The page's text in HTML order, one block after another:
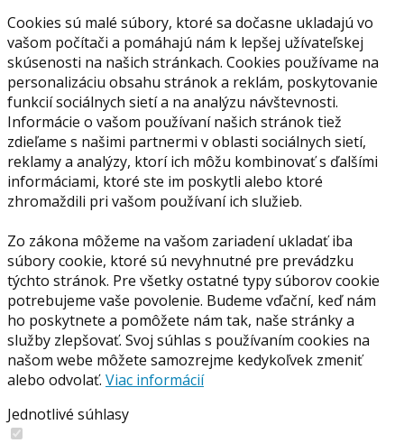
Cookies sú malé súbory, ktoré sa dočasne ukladajú vo
vašom počítači a pomáhajú nám k lepšej užívateľskej
skúsenosti na našich stránkach. Cookies používame na
personalizáciu obsahu stránok a reklám, poskytovanie
funkcií sociálnych sietí a na analýzu návštevnosti.
Informácie o vašom používaní našich stránok tiež
zdieľame s našimi partnermi v oblasti sociálnych sietí,
reklamy a analýzy, ktorí ich môžu kombinovať s ďalšími
informáciami, ktoré ste im poskytli alebo ktoré
zhromaždili pri vašom používaní ich služieb.
Zo zákona môžeme na vašom zariadení ukladať iba
súbory cookie, ktoré sú nevyhnutné pre prevádzku
týchto stránok. Pre všetky ostatné typy súborov cookie
potrebujeme vaše povolenie. Budeme vďační, keď nám
ho poskytnete a pomôžete nám tak, naše stránky a
služby zlepšovať. Svoj súhlas s používaním cookies na
našom webe môžete samozrejme kedykoľvek zmeniť
alebo odvolať. Viac informácií
Jednotlivé súhlasy